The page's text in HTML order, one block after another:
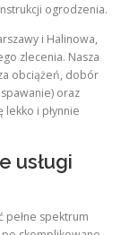
ogrodzenia.
i Halinowa,
zlecenia. Nasza
obciążeń, dobór
oraz
lekko i płynnie
usługi
pełne spektrum